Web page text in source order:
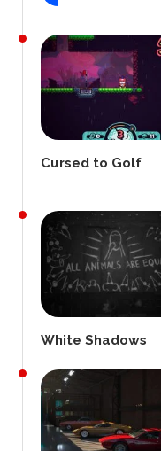
Cursed to Golf
White Shadows